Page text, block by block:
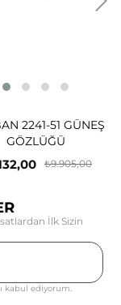
2241-51 GÜNEŞ
GÖZLÜĞÜ
₺9.905,00
İlk Sizin
kabul ediyorum.